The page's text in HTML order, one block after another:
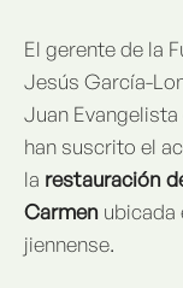
El gerente de la
Jesús García-
Juan
han suscrito el
la restauración
Carmen ubicada
jiennense.